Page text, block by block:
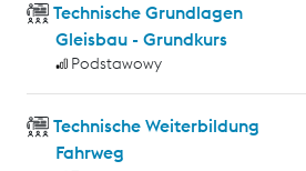
Technische Grundlagen
Gleisbau - Grundkurs
Podstawowy
Technische Weiterbildung
Fahrweg